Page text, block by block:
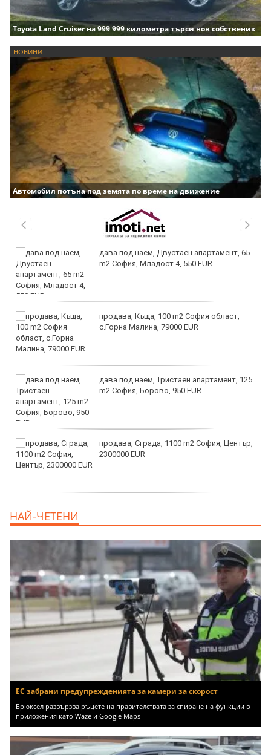
Toyota Land Cruiser на 999 999 километра търси нов собственик
НОВИНИ
Автомобил потъна под земята по време на движение
дава под наем, Двустаен апартамент, 65
m2 София, Младост 4, 550 EUR
продава, Къща, 100 m2 София област,
с.Горна Малина, 79000 EUR
дава под наем, Тристаен апартамент, 125
m2 София, Борово, 950 EUR
продава, Сграда, 1100 m2 София, Център,
2300000 EUR
НАЙ-ЧЕТЕНИ
ЕС забрани предупрежденията за камери за скорост
Брюксел развързва ръцете на правителствата за спиране на функции в
приложения като Waze и Google Maps